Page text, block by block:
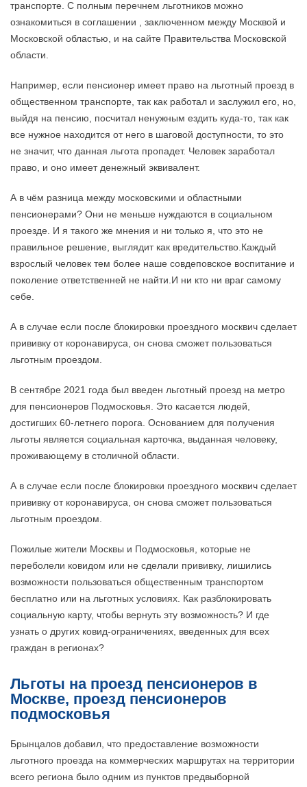
транспорте. С полным перечнем льготников можно
ознакомиться в соглашении , заключенном между Москвой и
Московской областью, и на сайте Правительства Московской
области.
Например, если пенсионер имеет право на льготный проезд в
общественном транспорте, так как работал и заслужил его, но,
выйдя на пенсию, посчитал ненужным ездить куда-то, так как
все нужное находится от него в шаговой доступности, то это
не значит, что данная льгота пропадет. Человек заработал
право, и оно имеет денежный эквивалент.
А в чём разница между московскими и областными
пенсионерами? Они не меньше нуждаются в социальном
проезде. И я такого же мнения и ни только я, что это не
правильное решение, выглядит как вредительство.Каждый
взрослый человек тем более наше совдеповское воспитание и
поколение ответственней не найти.И ни кто ни враг самому
себе.
А в случае если после блокировки проездного москвич сделает
прививку от коронавируса, он снова сможет пользоваться
льготным проездом.
В сентябре 2021 года был введен льготный проезд на метро
для пенсионеров Подмосковья. Это касается людей,
достигших 60-летнего порога. Основанием для получения
льготы является социальная карточка, выданная человеку,
проживающему в столичной области.
А в случае если после блокировки проездного москвич сделает
прививку от коронавируса, он снова сможет пользоваться
льготным проездом.
Пожилые жители Москвы и Подмосковья, которые не
переболели ковидом или не сделали прививку, лишились
возможности пользоваться общественным транспортом
бесплатно или на льготных условиях. Как разблокировать
социальную карту, чтобы вернуть эту возможность? И где
узнать о других ковид-ограничениях, введенных для всех
граждан в регионах?
Льготы на проезд пенсионеров в
Москве, проезд пенсионеров
подмосковья
Брынцалов добавил, что предоставление возможности
льготного проезда на коммерческих маршрутах на территории
всего региона было одним из пунктов предвыборной